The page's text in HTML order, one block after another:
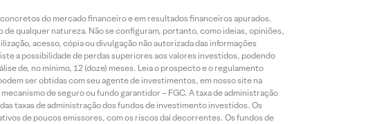
do mercado financeiro e em resultados financeiros apurados.
qualquer natureza. Não se configuram, portanto, como ideias, opiniões,
acesso, cópia ou divulgação não autorizada das informações
a possibilidade de perdas superiores aos valores investidos, podendo
de, no mínimo, 12 (doze) meses. Leia o prospecto e o regulamento
ser obtidas com seu agente de investimentos, em nosso site na
de seguro ou fundo garantidor – FGC. A taxa de administração
taxas de administração dos fundos de investimento investidos. Os
de poucos emissores, com os riscos daí decorrentes. Os fundos de